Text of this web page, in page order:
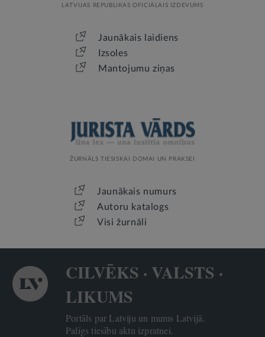
LATVIJAS REPUBLIKAS OFICIĀLAIS IZDEVUMS
Jaunākais laidiens
Izsoles
Mantojumu ziņas
ŽURNĀLS TIESISKAI DOMAI UN PRAKSEI
Jaunākais numurs
Autoru katalogs
Visi žurnāli
CILVĒKS · VALSTS ·
LIKUMS
Portāls par Latviju un mums Latvijā.
Palīgs tiesību aktu izpratnei.